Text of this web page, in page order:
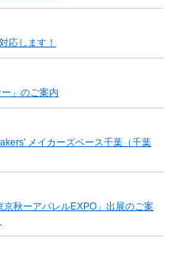
応します！
」のご案内
メイカーズベース千葉（千葉
京秋ーアパレルEXPO」出展のご案